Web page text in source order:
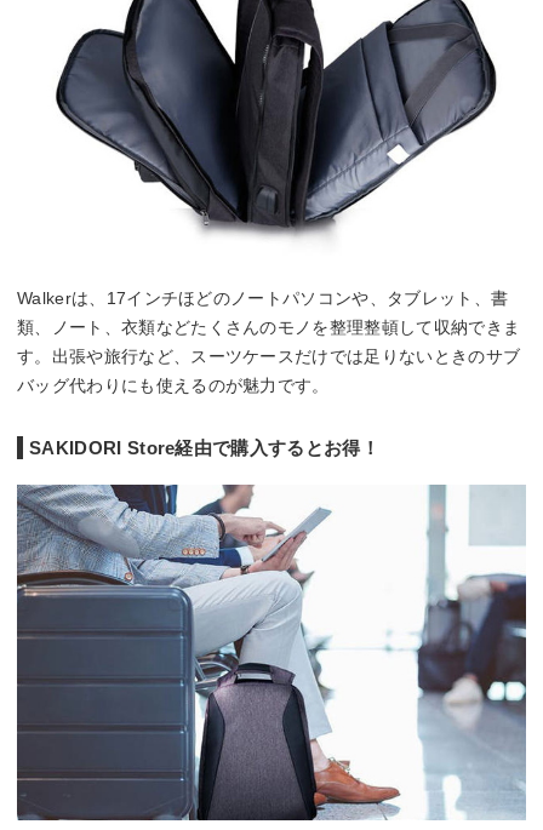
Walkerは、17インチほどのノートパソコンや、タブレット、書
類、ノート、衣類などたくさんのモノを整理整頓して収納できま
す。出張や旅行など、スーツケースだけでは足りないときのサブ
バッグ代わりにも使えるのが魅力です。
SAKIDORI Store経由で購入するとお得！